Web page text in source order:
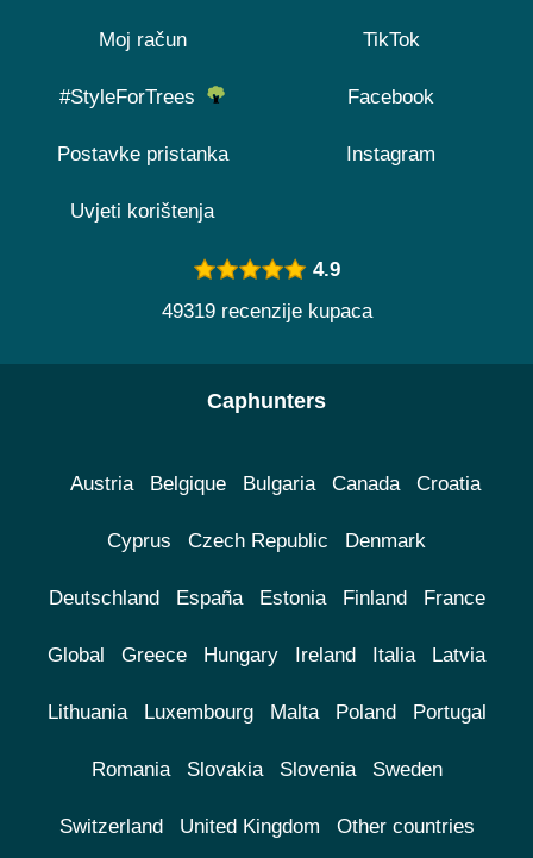
Moj račun
#StyleForTrees
Postavke pristanka
Uvjeti korištenja
TikTok
Facebook
Instagram
4.9
49319 recenzije kupaca
Caphunters
Austria Belgique Bulgaria Canada Croatia
Cyprus Czech Republic Denmark
Deutschland España Estonia Finland France
Global Greece Hungary Ireland Italia Latvia
Lithuania Luxembourg Malta Poland Portugal
Romania Slovakia Slovenia Sweden
Switzerland United Kingdom Other countries